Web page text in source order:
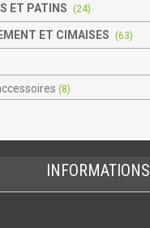
ET PATINS (24)
ET CIMAISES (63)
(8)
INFORMATIONS